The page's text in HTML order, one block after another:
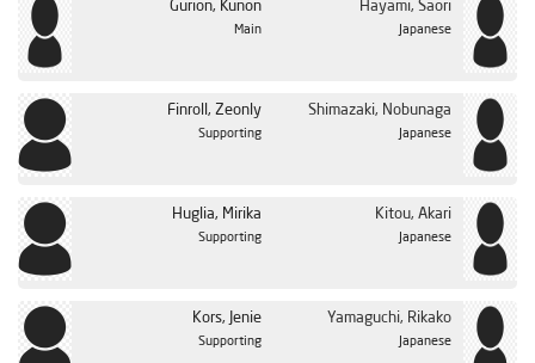
Gurion, Kunon
Main
Hayami, Saori
Japanese
Finroll, Zeonly
Supporting
Shimazaki, Nobunaga
Japanese
Huglia, Mirika
Supporting
Kitou, Akari
Japanese
Kors, Jenie
Supporting
Yamaguchi, Rikako
Japanese